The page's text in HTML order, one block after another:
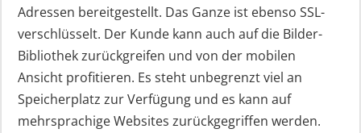
Adressen bereitgestellt. Das Ganze ist ebenso SSL-
verschlüsselt. Der Kunde kann auch auf die Bilder-
Bibliothek zurückgreifen und von der mobilen
Ansicht profitieren. Es steht unbegrenzt viel an
Speicherplatz zur Verfügung und es kann auf
mehrsprachige Websites zurückgegriffen werden.